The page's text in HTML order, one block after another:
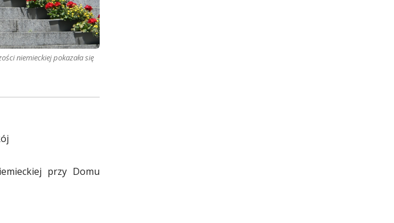
niemieckiej pokazała się
przy Domu